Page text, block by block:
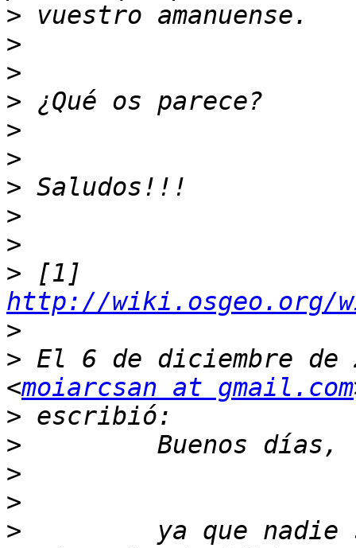
>
>
>
>
>
>
>
>
>
>
http://wiki.osgeo.org/wiki/
>
> El 6 de diciembre de
<moiarcsan at gmail.com
>
>
>
>
>
ya que nadie